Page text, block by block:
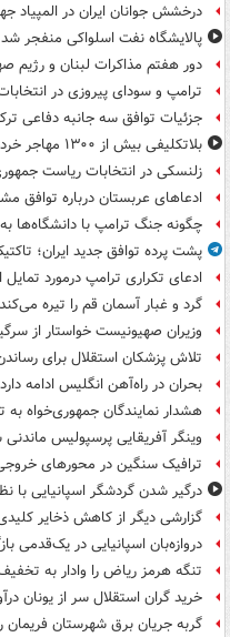
درخشش جوانان ایران در
پالایشگاه نفت اسلواکی منفجر شد
دور هفتم مذاکرات لبنان و رژیم
ترامپ و سودای پیروزی در
جزئیات توافق سه جانبه دفاعی
بلاتکلیفی بیش از ۱۳۰۰ مهاجر خردسال در سئوتای اسپانیا
زلنسکی در انتخابات ریاست
ادعاهای عربستان درباره توافق
چگونه جنگ ترامپ با
پشت پرده توافق جدید ایران؛
ادعای تکراری ترامپ درمورد تمایل
گرد و غبار آسمان قم را تیره می‌کند
وزیران صهیونیست خواستار از
تلاش پزشکان استقلال برای
بحران در راه‌آهن انگلیس ادامه دارد
هشدار نمایندگان جمهوری‌خواه به
وینگر آفریقایی پرسپولیس
ترافیک سنگین در محورهای خروجی
درگیر شدن گردشگر اسپانیایی با
گزارشی دیگر از کاهش ذخایر
دروازه‌بان اسپانیایی در یک‌قدمی
تنگه هرمز ریاض را وادار به
خرید گران استقلال سر از یونان
گربه جریان برق شهرستان فریمان